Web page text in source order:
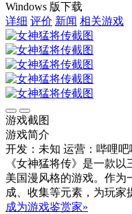
Windows 版下载
详细 评价 新闻 相关游戏
游戏截图
游戏简介
开发：未知 运营：哔哩吧
《女神猛将传》是一款
美国漫风格的游戏。作为
成、收集等元素，为玩家
成为游戏鉴赏家»